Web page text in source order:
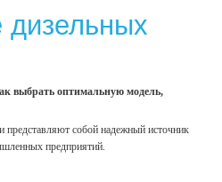
дизельных
выбрать оптимальную модель,
представляют собой надежный источник
предприятий.